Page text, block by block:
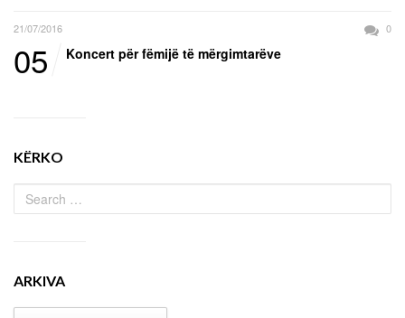
21/07/2016 0
05 Koncert për fëmijë të mërgimtarëve
KËRKO
ARKIVA